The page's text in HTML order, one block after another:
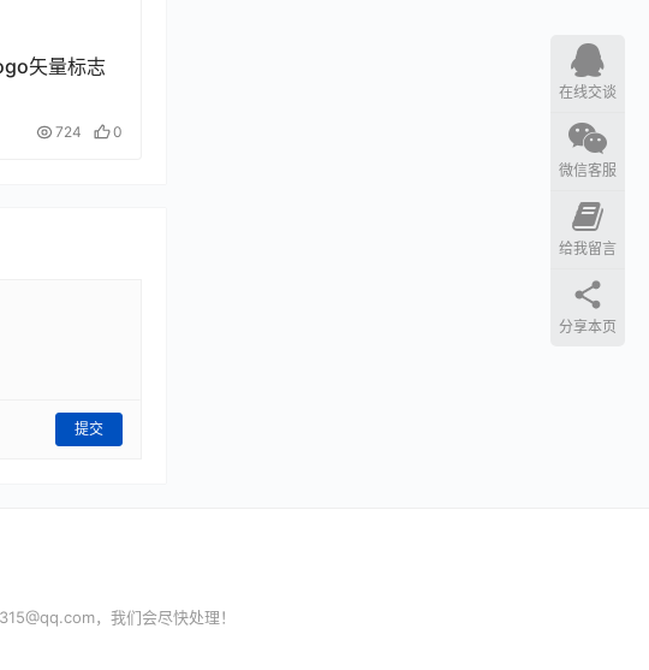
矢量标志
724 0
提交
，我们会尽快处理！
在线交谈
微信客服
给我留言
分享本页